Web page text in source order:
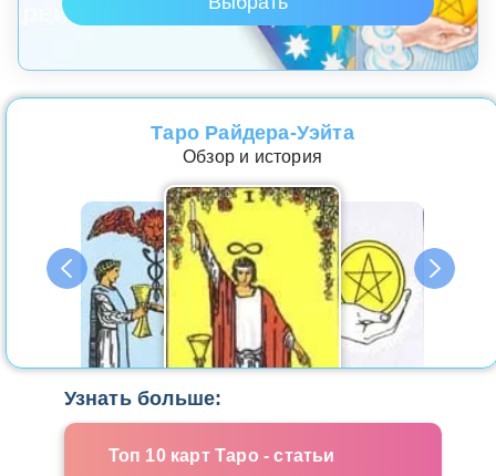
Таро Райдера-Уэйта
Обзор и история
Узнать больше:
Топ 10 карт Таро - статьи